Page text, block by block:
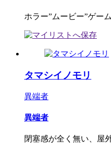
ホラー”ムービー”ゲーム
タマシイノモリ
異端者
異端者
閉塞感が全く無い、屋